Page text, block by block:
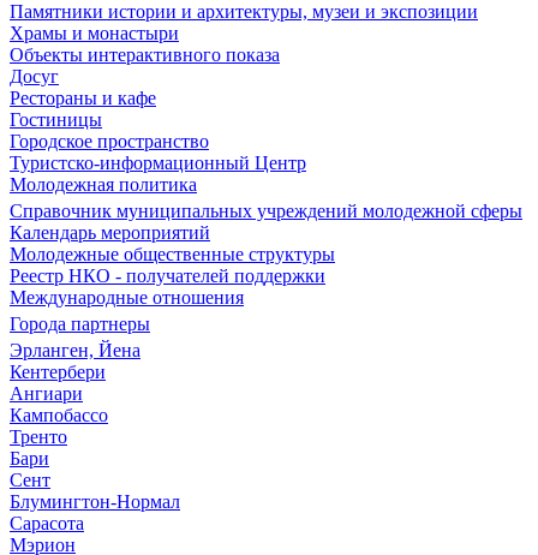
Памятники истории и архитектуры, музеи и экспозиции
Храмы и монастыри
Объекты интерактивного показа
Досуг
Рестораны и кафе
Гостиницы
Городское пространство
Туристско-информационный Центр
Молодежная политика
Справочник муниципальных учреждений молодежной сферы
Календарь мероприятий
Молодежные общественные структуры
Реестр НКО - получателей поддержки
Международные отношения
Города партнеры
Эрланген, Йена
Кентербери
Ангиари
Кампобассо
Тренто
Бари
Сент
Блумингтон-Нормал
Сарасота
Мэрион